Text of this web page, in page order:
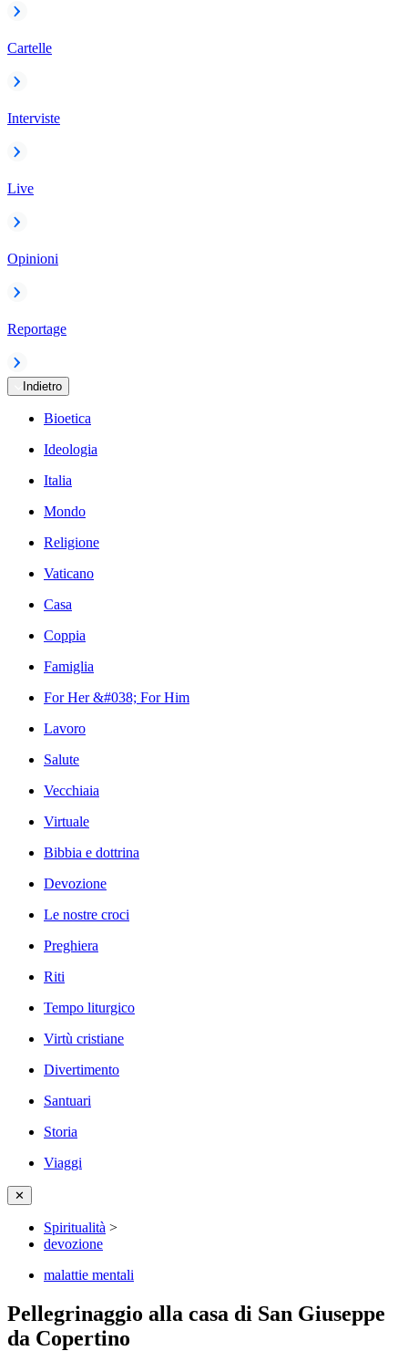
Cartelle
Interviste
Live
Opinioni
Reportage
Indietro
Bioetica
Ideologia
Italia
Mondo
Religione
Vaticano
Casa
Coppia
Famiglia
For Her &#038; For Him
Lavoro
Salute
Vecchiaia
Virtuale
Bibbia e dottrina
Devozione
Le nostre croci
Preghiera
Riti
Tempo liturgico
Virtù cristiane
Divertimento
Santuari
Storia
Viaggi
✕
Spiritualità >
devozione
malattie mentali
Pellegrinaggio alla casa di San Giuseppe
da Copertino